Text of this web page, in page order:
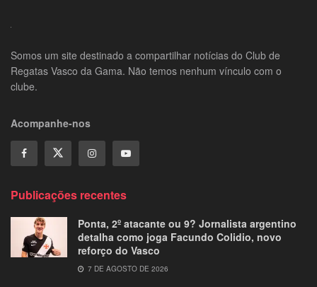
Somos um site destinado a compartilhar notícias do Club de
Regatas Vasco da Gama. Não temos nenhum vínculo com o
clube.
Acompanhe-nos
Publicações recentes
Ponta, 2º atacante ou 9? Jornalista argentino
detalha como joga Facundo Colidio, novo
reforço do Vasco
7 DE AGOSTO DE 2026